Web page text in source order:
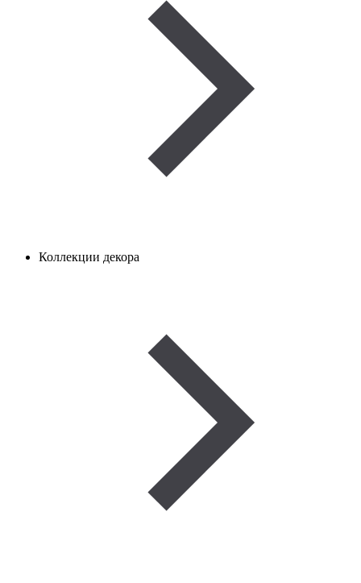
Коллекции декора